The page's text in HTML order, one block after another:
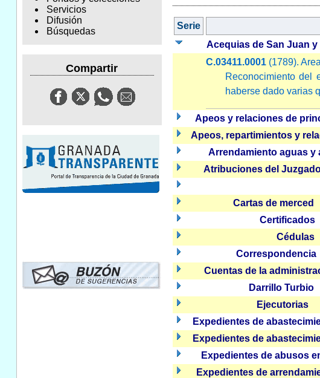
Servicios
Difusión
Búsquedas
Compartir
Serie
Acequias de San Juan y
C.03411.0001(1789).
Reconocimiento del
haberse dado varias
Apeos y relaciones de
Apeos, repartimientos y
Arrendamiento aguas y
Atribuciones del
Cartas de merced
Certificados
Cédulas
Correspondencia
Cuentas de la
Darrillo Turbio
Ejecutorias
Expedientes de
Expedientes de
Expedientes de abusos
Expedientes de